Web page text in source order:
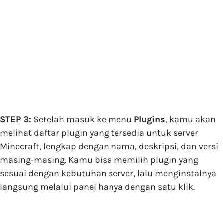
STEP 3: Setelah masuk ke menu Plugins, kamu akan
melihat daftar plugin yang tersedia untuk server
Minecraft, lengkap dengan nama, deskripsi, dan versi
masing-masing. Kamu bisa memilih plugin yang
sesuai dengan kebutuhan server, lalu menginstalnya
langsung melalui panel hanya dengan satu klik.